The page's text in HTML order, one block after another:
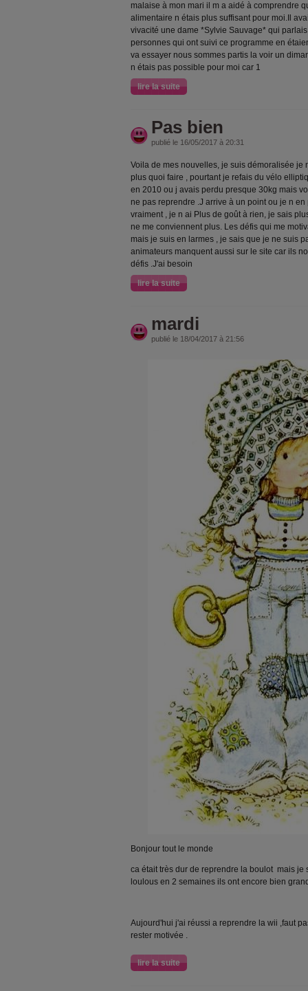
malaise à mon mari il m a aidé à comprendre
alimentaire n étais plus suffisant pour moi.Il
vivacité une dame *Sylvie Sauvage* qui
personnes qui ont suivi ce programme en
va essayer nous sommes partis la voir un
n étais pas possible pour moi car 1
lire la suite
Pas bien
publié le 16/05/2017 à 20:31
Voila de mes nouvelles, je suis démoralisée je
plus quoi faire , pourtant je refais du vélo
en 2010 ou j avais perdu presque 30kg mais
ne pas reprendre .J arrive à un point ou je n
vraiment , je n ai Plus de goût à rien, je sais
ne me conviennent plus. Les défis qui me
mais je suis en larmes , je sais que je ne suis
animateurs manquent aussi sur le site car ils
défis .J'ai besoin
lire la suite
mardi
publié le 18/04/2017 à 21:56
Bonjour tout le monde
ca était très dur de reprendre la boulot mais je
loulous en 2 semaines ils ont encore bien
Aujourd'hui j'ai réussi a reprendre la wii ,faut
rester motivée .
lire la suite